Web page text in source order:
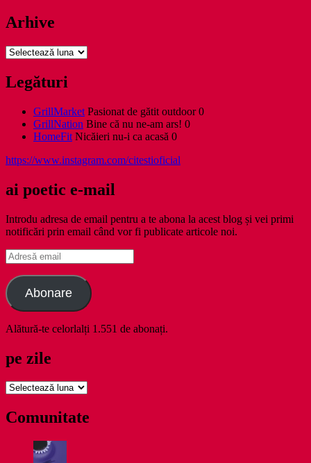
Arhive
Arhive
Legături
GrillMarket Pasionat de gătit outdoor 0
GrillNation Bine că nu ne-am ars! 0
HomeFit Nicăieri nu-i ca acasă 0
https://www.instagram.com/citestioficial
ai poetic e-mail
Introdu adresa de email pentru a te abona la acest blog și vei primi
notificări prin email când vor fi publicate articole noi.
Adresă
email
Abonare
Alătură-te celorlalți 1.551 de abonați.
pe zile
pe
Comunitate